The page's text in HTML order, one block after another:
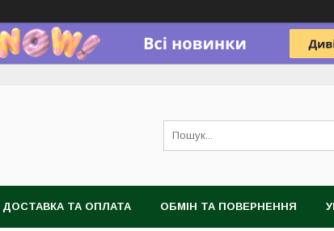
ДОСТАВКА ТА ОПЛАТА ОБМІН ТА ПОВЕРНЕННЯ